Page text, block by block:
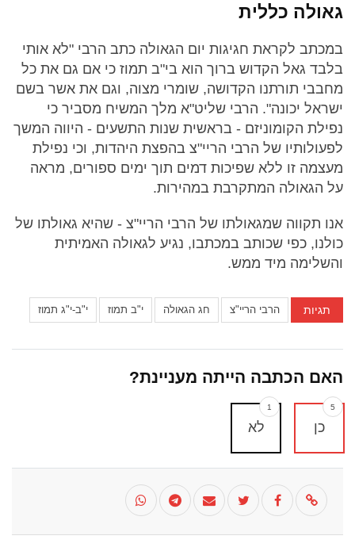
גאולה כללית
במכתב לקראת חגיגות יום הגאולה כתב הרבי "לא אותי
בלבד גאל הקדוש ברוך הוא בי"ב תמוז כי אם גם את כל
מחבבי תורתנו הקדושה, שומרי מצוה, וגם את אשר בשם
ישראל יכונה". הרבי שליט"א מלך המשיח מסביר כי
נפילת הקומוניזם - בראשית שנות התשעים - היווה המשך
לפעולותיו של הרבי הריי"צ בהפצת היהדות, וכי נפילת
מעצמה זו ללא שפיכות דמים תוך ימים ספורים, מראה
על הגאולה המתקרבת במהירות.
אנו תקווה שמגאולתו של הרבי הריי"צ - שהיא גאולתו של
כולנו, כפי שכותב במכתבו, נגיע לגאולה האמיתית
והשלימה מיד ממש.
תגיות הרבי הריי"צ חג הגאולה י"ב תמוז י"ב-י"ג תמוז
האם הכתבה הייתה מעניינת?
כן
5
לא
1